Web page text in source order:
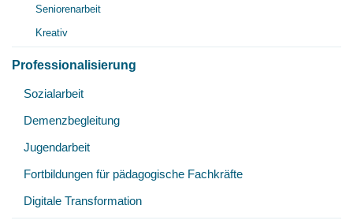
Seniorenarbeit
Kreativ
Professionalisierung
Sozialarbeit
Demenzbegleitung
Jugendarbeit
Fortbildungen für pädagogische Fachkräfte
Digitale Transformation